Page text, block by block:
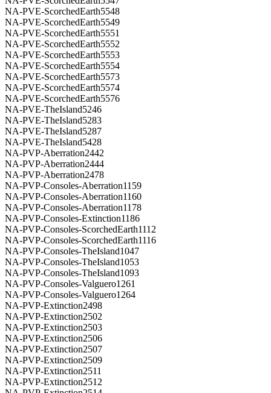
NA-PVE-ScorchedEarth5548
NA-PVE-ScorchedEarth5549
NA-PVE-ScorchedEarth5551
NA-PVE-ScorchedEarth5552
NA-PVE-ScorchedEarth5553
NA-PVE-ScorchedEarth5554
NA-PVE-ScorchedEarth5573
NA-PVE-ScorchedEarth5574
NA-PVE-ScorchedEarth5576
NA-PVE-TheIsland5246
NA-PVE-TheIsland5283
NA-PVE-TheIsland5287
NA-PVE-TheIsland5428
NA-PVP-Aberration2442
NA-PVP-Aberration2444
NA-PVP-Aberration2478
NA-PVP-Consoles-Aberration1159
NA-PVP-Consoles-Aberration1160
NA-PVP-Consoles-Aberration1178
NA-PVP-Consoles-Extinction1186
NA-PVP-Consoles-ScorchedEarth1112
NA-PVP-Consoles-ScorchedEarth1116
NA-PVP-Consoles-TheIsland1047
NA-PVP-Consoles-TheIsland1053
NA-PVP-Consoles-TheIsland1093
NA-PVP-Consoles-Valguero1261
NA-PVP-Consoles-Valguero1264
NA-PVP-Extinction2498
NA-PVP-Extinction2502
NA-PVP-Extinction2503
NA-PVP-Extinction2506
NA-PVP-Extinction2507
NA-PVP-Extinction2509
NA-PVP-Extinction2511
NA-PVP-Extinction2512